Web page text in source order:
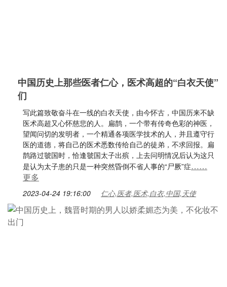
中国历史上那些医者仁心，医术高超的“白衣天使”
们
写此篇致敬奋斗在一线的白衣天使，由今怀古，中国历来不缺
医术高超又心怀慈悲的人。扁鹊，一个带有传奇色彩的神医，
望闻问切的发明者，一个精通各项医学技术的人，并且遵守行
医的道德，将自己的医术悉数传给自己的徒弟，不求回报。扁
鹊路过虢国时，恰逢虢国太子出殡，上去问明情况后认为这只
是认为太子患的只是一种突然昏倒不省人事的“尸厥”症……
更多
2023-04-24 19:16:00 仁心,医者,医术,白衣,中国,天使